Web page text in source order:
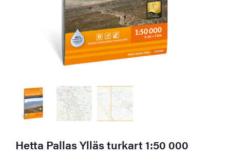
Hetta Pallas Ylläs turkart 1:50 000